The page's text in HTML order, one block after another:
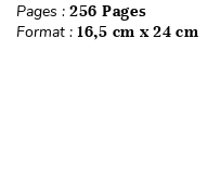
Pages : 256 Pages
Format : 16,5 cm x 24 cm